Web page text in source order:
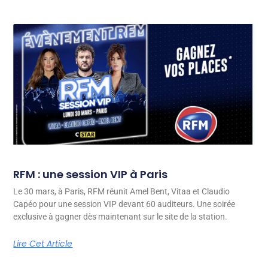
RFM : une session VIP à Paris
Le 30 mars, à Paris, RFM réunit Amel Bent, Vitaa et Claudio
Capéo pour une session VIP devant 60 auditeurs. Une soirée
exclusive à gagner dès maintenant sur le site de la station.
Lire Cet Article